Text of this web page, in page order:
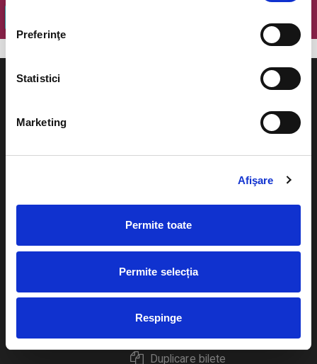
Preferinţe
Statistici
Marketing
Afişare
Permite toate
Permite selecția
Respinge
Cum comand bilete?
eBilet printat acasa
Returnare bilete
Duplicare bilete
Pentru copii
Diverse